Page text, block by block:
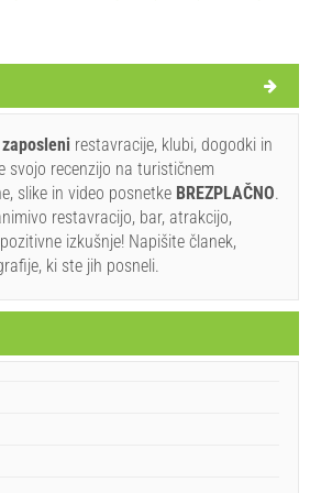
in pogoji dobavitelja
in počakajte na potrditev
vnaprej in imate dodatna vprašanja,
"Pošlji povpraševanje".
restavracije, klubi, dogodki in
svojo recenzijo na turističnem
slike in video posnetke BREZPLAČNO.
restavracijo, bar, atrakcijo,
izkušnje! Napišite članek,
ki ste jih posneli.